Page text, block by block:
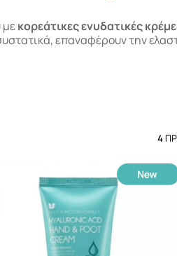
μεκορεάτικες ενυδατικές
επαναφέρουν την
4